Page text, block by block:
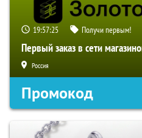
19:57:24 Получи первым!
Первый заказ в сети
Россия
Промокод